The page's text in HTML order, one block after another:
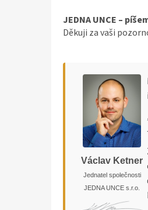
JEDNA UNCE –
Děkuji za vaši
Václav Ketner
Jednatel společnosti
JEDNA UNCE s.r.o.